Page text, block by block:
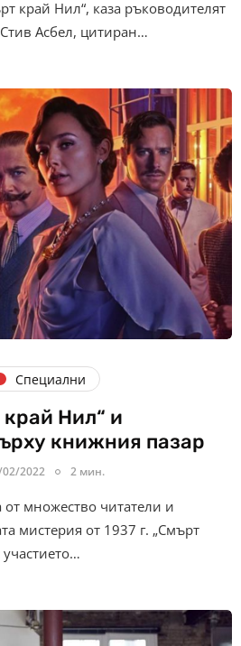
край Нил“, каза ръководителят
Асбел, цитиран…
Специални
Нил“ и
книжния пазар
2022 2 мин.
от множество читатели и
мистерия от 1937 г. „Смърт
участието…